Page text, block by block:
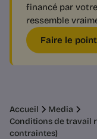
financé par
ressemble
Faire le point
Accueil
Media
Conditions de travail
contraintes)